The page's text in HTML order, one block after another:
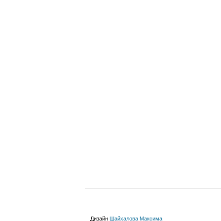
Дизайн Шайхалова Максима